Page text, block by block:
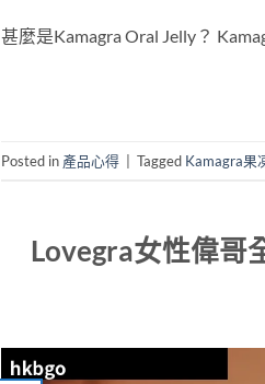
甚麼是Kamagra Oral Jelly？
Posted in 產品心得 | Tagged Kamagra果
Lovegra女性偉哥